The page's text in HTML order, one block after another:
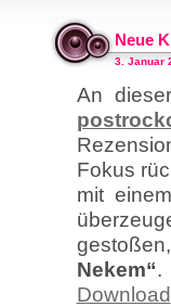
Neue
3. Januar
An
Fokus
mit
Nekem“.
Download